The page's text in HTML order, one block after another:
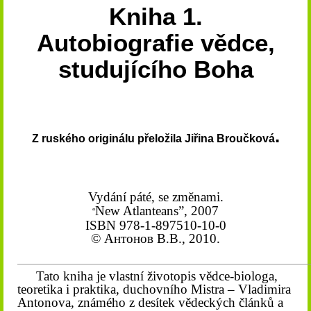
Kniha 1.
Autobiografie vědce,
studujícího Boha
Z ruského originálu přeložila Jiřina Broučková.
Vydání páté, se změnami.
“New Atlanteans”, 2007
ISBN 978-1-897510-10-0
© Антонов В.В., 2010.
Tato kniha je vlastní životopis vědce-biologa,
teoretika i praktika, duchovního Mistra – Vladimira
Antonova, známého z desítek vědeckých článků a